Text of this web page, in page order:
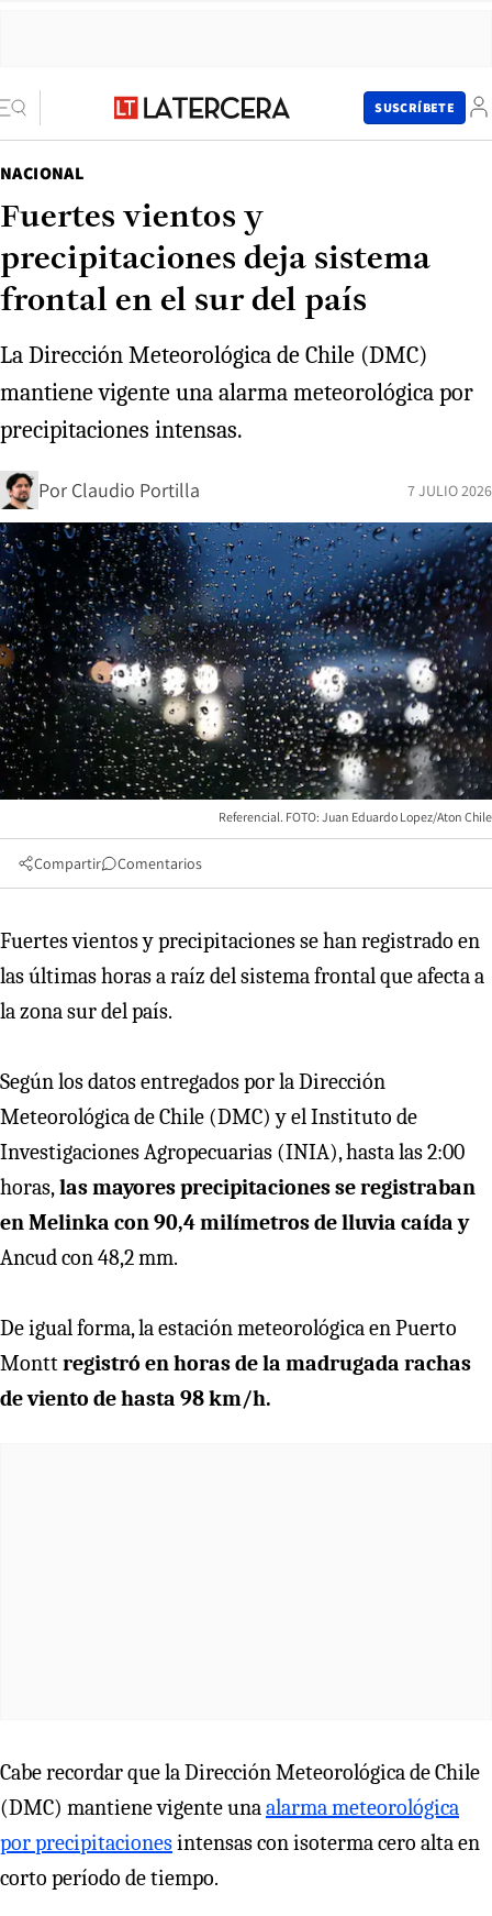
SUSCRÍBETE
NACIONAL
Fuertes vientos y
precipitaciones deja sistema
frontal en el sur del país
La Dirección Meteorológica de Chile (DMC)
mantiene vigente una alarma meteorológica por
precipitaciones intensas.
Por Claudio Portilla 7 JULIO 2026
Referencial. FOTO: Juan Eduardo Lopez/Aton Chile
Compartir Comentarios
Fuertes vientos y precipitaciones se han registrado en
las últimas horas a raíz del sistema frontal que afecta a
la zona sur del país.
Según los datos entregados por la Dirección
Meteorológica de Chile (DMC) y el Instituto de
Investigaciones Agropecuarias (INIA), hasta las 2:00
horas,las mayores precipitaciones se registraban
en Melinka con 90,4 milímetros de lluvia caída y
Ancud con 48,2 mm.
De igual forma, la estación meteorológica en Puerto
Monttregistró en horas de la madrugada rachas
de viento de hasta 98 km/h.
Cabe recordar que la Dirección Meteorológica de Chile
(DMC) mantiene vigente unaalarma meteorológica
por precipitacionesintensas con isoterma cero alta en
corto período de tiempo.